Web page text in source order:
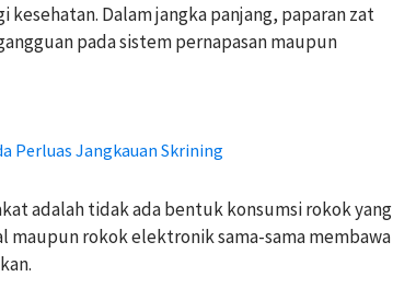
Dalam jangka panjang, paparan zat
pada sistem pernapasan maupun
Perluas Jangkauan Skrining
adalah tidak ada bentuk konsumsi rokok yang
maupun rokok elektronik sama-sama membawa